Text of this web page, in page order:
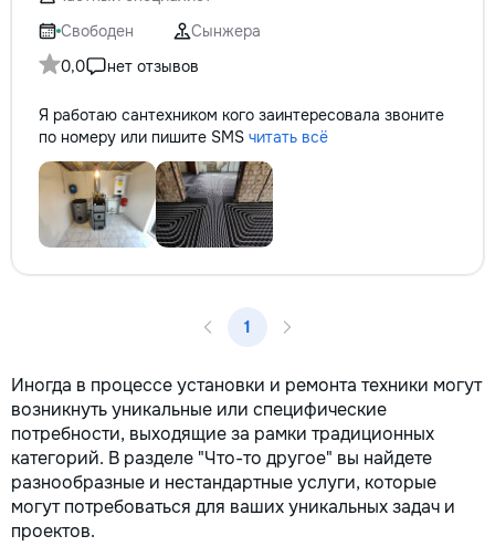
не включается? Не спешите
покупать новую! Спасем ваш
бюджет.
Свободен
Сынжера
0,0
нет отзывов
Я работаю сантехником кого заинтересовала звоните
по номеру или пишите SMS читать всё
1
Иногда в процессе установки и ремонта техники могут
возникнуть уникальные или специфические
потребности, выходящие за рамки традиционных
категорий. В разделе "Что-то другое" вы найдете
разнообразные и нестандартные услуги, которые
могут потребоваться для ваших уникальных задач и
проектов.